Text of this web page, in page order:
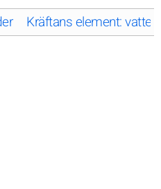
Kräftans element: vatten